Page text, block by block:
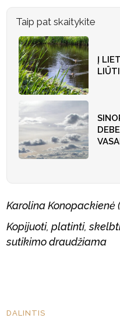
Taip pat skaitykite
Į
Karolina Konopackienė
Kopijuoti, platinti,
sutikimo draudžiama
DALINTIS